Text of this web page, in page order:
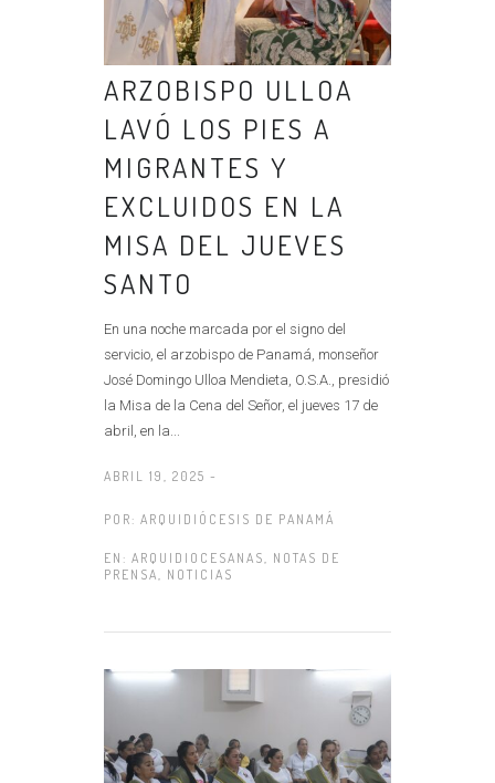
ARZOBISPO ULLOA
LAVÓ LOS PIES A
MIGRANTES Y
EXCLUIDOS EN LA
MISA DEL JUEVES
SANTO
En una noche marcada por el signo del
servicio, el arzobispo de Panamá, monseñor
José Domingo Ulloa Mendieta, O.S.A., presidió
la Misa de la Cena del Señor, el jueves 17 de
abril, en la...
ABRIL 19, 2025 -
POR: ARQUIDIÓCESIS DE PANAMÁ
EN: ARQUIDIOCESANAS
NOTAS DE
PRENSA
NOTICIAS